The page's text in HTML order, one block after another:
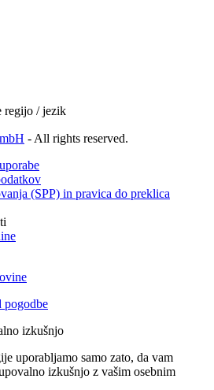
regijo / jezik
- All rights reserved.
(SPP) in pravica do preklica
pogodbe
izkušnjo
uporabljamo samo zato, da vam
izkušnjo z vašim osebnim